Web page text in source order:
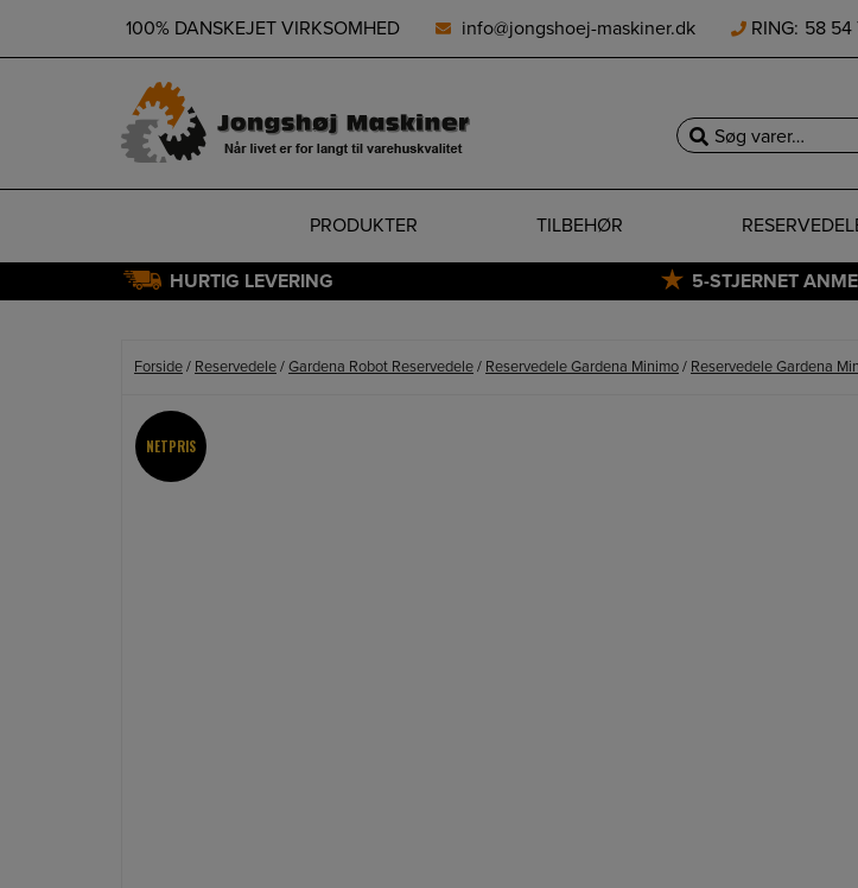
100% DANSKEJET VIRKSOMHED info@jongshoej-maskiner.dk RING: 58 54
Søg
PRODUKTER TILBEHØR
HURTIG LEVERING 5-STJERNET
Forside/ Reservedele/Gardena Robot Reservedele/ Reservedele Gardena Minimo/ Reservedele Gardena
NETPRIS